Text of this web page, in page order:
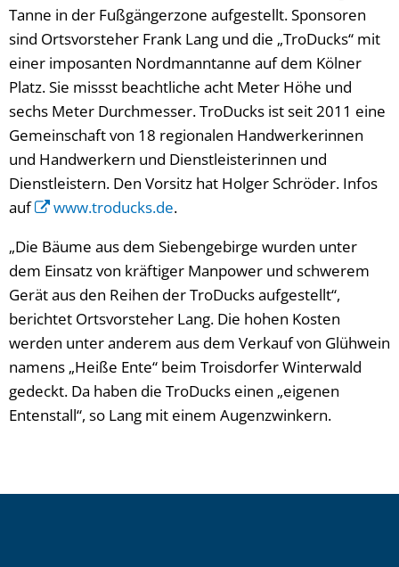
Tanne in der Fußgängerzone aufgestellt. Sponsoren
sind Ortsvorsteher Frank Lang und die „TroDucks“ mit
einer imposanten Nordmanntanne auf dem Kölner
Platz. Sie missst beachtliche acht Meter Höhe und
sechs Meter Durchmesser. TroDucks ist seit 2011 eine
Gemeinschaft von 18 regionalen Handwerkerinnen
und Handwerkern und Dienstleisterinnen und
Dienstleistern. Den Vorsitz hat Holger Schröder. Infos
auf
www.troducks.de.
„Die Bäume aus dem Siebengebirge wurden unter
dem Einsatz von kräftiger Manpower und schwerem
Gerät aus den Reihen der TroDucks aufgestellt“,
berichtet Ortsvorsteher Lang. Die hohen Kosten
werden unter anderem aus dem Verkauf von Glühwein
namens „Heiße Ente“ beim Troisdorfer Winterwald
gedeckt. Da haben die TroDucks einen „eigenen
Entenstall“, so Lang mit einem Augenzwinkern.